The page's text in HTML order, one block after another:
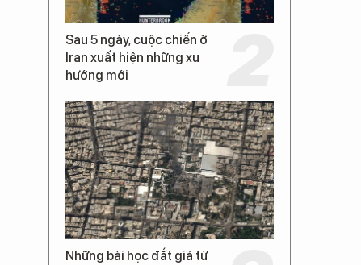
Sau 5 ngày, cuộc chiến ở
Iran xuất hiện những xu
hướng mới
Những bài học đắt giá từ